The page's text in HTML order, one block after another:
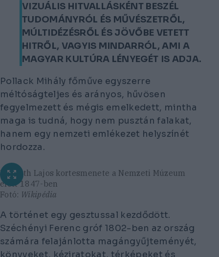
VIZUÁLIS HITVALLÁSKÉNT BESZÉL
TUDOMÁNYRÓL ÉS MŰVÉSZETRŐL,
MÚLTIDÉZÉSRŐL ÉS JÖVŐBE VETETT
HITRŐL, VAGYIS MINDARRÓL, AMI A
MAGYAR KULTÚRA LÉNYEGÉT IS ADJA.
Pollack Mihály főműve egyszerre
méltóságteljes és arányos, hűvösen
fegyelmezett és mégis emelkedett, mintha
maga is tudná, hogy nem pusztán falakat,
hanem egy nemzeti emlékezet helyszínét
hordozza.
Kossuth Lajos kortesmenete a Nemzeti Múzeum
előtt 1847-ben
Fotó: Wikipédia
A történet egy gesztussal kezdődött.
Széchényi Ferenc gróf 1802-ben az ország
számára felajánlotta magángyűjteményét,
könyveket, kéziratokat, térképeket és